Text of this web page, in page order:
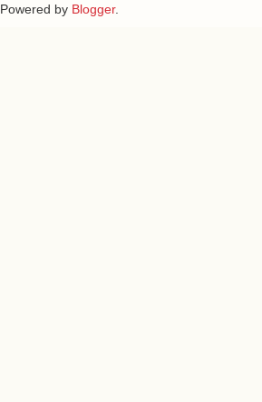
Powered by Blogger.